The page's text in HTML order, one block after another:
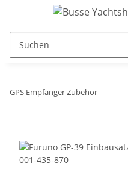
GPS Empfänger Zubehör